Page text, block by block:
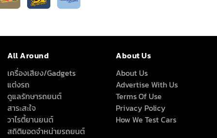
All Around
เครื่องเสียง/Gadgets
แต่งรถ
ดูแลรักษารถยนต์
สาระสะใจ
วาไรตี้ยานยนต์
สถิติยอดจำหน่ายรถยนต์
About Us
About Us
Advertise With Us
Terms Of Use
Privacy Policy
How We Test Cars